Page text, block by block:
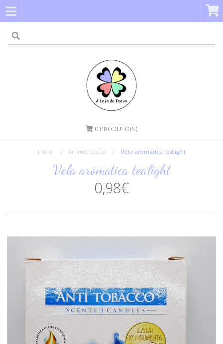
0 PRODUTO(S)
Início Aromatização Vela aromatica tealight
Vela aromatica tealight
0,98€